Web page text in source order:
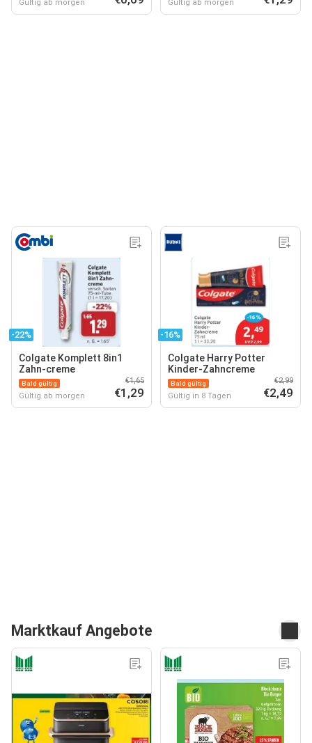
Gültig ab morgen Gültig ab morgen
-22%
Colgate Komplett 8in1
Zahn-creme
Bald gültig
Gültig ab morgen
€1,65
€1,29
-16%
Colgate Harry Potter
Kinder-Zahncreme
Bald gültig
Gültig in 8 Tagen
€2,99
€2,49
Marktkauf Angebote